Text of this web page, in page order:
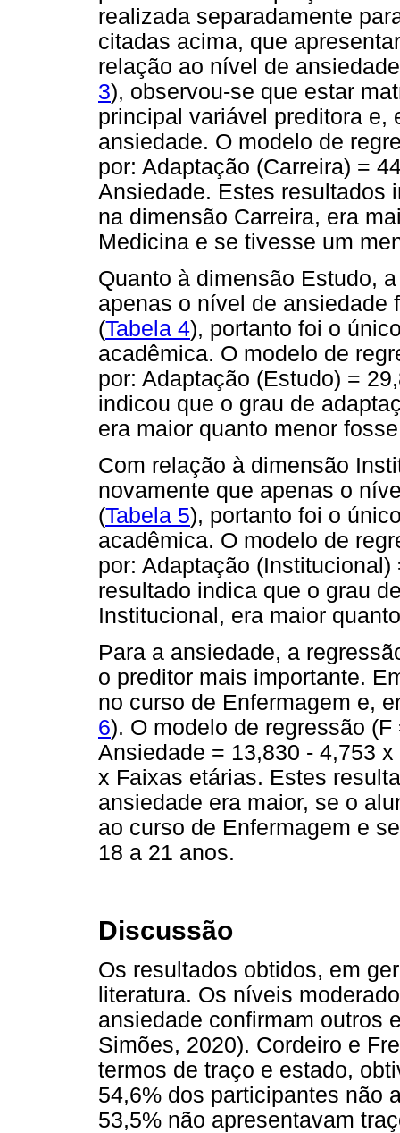
realizada separadamente
citadas acima, que
relação ao nível de
3), observou-se que estar
principal variável preditora e,
ansiedade. O modelo de
por: Adaptação (Carreira) =
Ansiedade. Estes resultados
na dimensão Carreira, era
Medicina e se tivesse um
Quanto à dimensão Estudo,
apenas o nível de ansiedade
(Tabela 4), portanto foi o
acadêmica. O modelo de
por: Adaptação (Estudo) =
indicou que o grau de
era maior quanto menor
Com relação à dimensão
novamente que apenas o
(Tabela 5), portanto foi o
acadêmica. O modelo de
por: Adaptação
resultado indica que o grau
Institucional, era maior
Para a ansiedade, a
o preditor mais importante.
no curso de Enfermagem e,
6). O modelo de regressão
Ansiedade = 13,830 - 4,753
x Faixas etárias. Estes
ansiedade era maior, se o
ao curso de Enfermagem e
18 a 21 anos.
Discussão
Os resultados obtidos, em
literatura. Os níveis
ansiedade confirmam outros
Simões, 2020). Cordeiro e
termos de traço e estado,
54,6% dos participantes não
53,5% não apresentavam